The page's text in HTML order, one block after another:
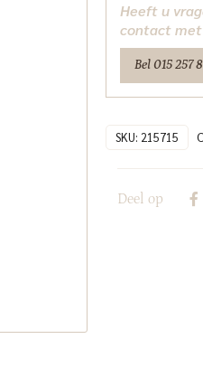
large
Richmond
Interiors
Heeft u
contact met
Bel 015 257
SKU: 215715
Deel op